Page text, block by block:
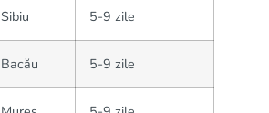
Sibiu 5-9 zile
Bacău 5-9 zile